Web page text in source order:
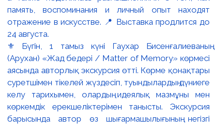
⚜️ Бүгін, 1 тамыз күні Гаухар Бисенғалиеваның
(Арухан) «Жад бедері / Matter of Memory» көрмесі
аясында авторлық экскурсия өтті. Көрме қонақтары
суретшімен тікелей жүздесіп, туындылардың дүниеге
келу тарихымен, олардың идеялық мазмұны мен
көркемдік ерекшеліктерімен танысты. Экскурсия
барысында автор өз шығармашылығының негізгі